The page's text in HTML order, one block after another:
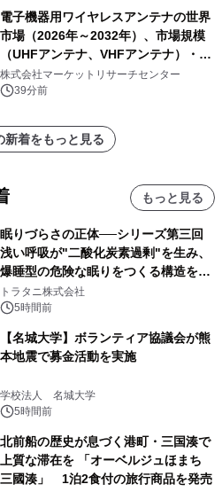
電子機器用ワイヤレスアンテナの世界
市場（2026年～2032年）、市場規模
（UHFアンテナ、VHFアンテナ）・分
析レポートを発表
株式会社マーケットリサーチセンター
39分前
新着をもっと見る
もっと見る
眠りづらさの正体──シリーズ第三回
浅い呼吸が"二酸化炭素過剰"を生み、
爆睡型の危険な眠りをつくる構造を解
説
トラタニ株式会社
5時間前
【名城大学】ボランティア協議会が熊
本地震で募金活動を実施
学校法人 名城大学
5時間前
北前船の歴史が息づく港町・三国湊で
上質な滞在を 「オーベルジュほまち
三國湊」 1泊2食付の旅行商品を発売